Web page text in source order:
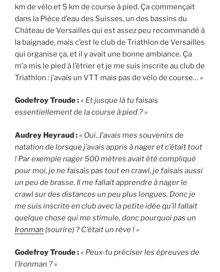
km de vélo et 5 km de course à pied. Ça commençait
dans la Pièce d’eau des Suisses, un des bassins du
Château de Versailles qui est assez peu recommandé à
la baignade, mais c’est le club de Triathlon de Versailles
qui organise ça, et il y avait une bonne ambiance. Ça
m’a mis le pied à l’étrier et je me suis inscrite au club de
Triathlon : j’avais un VTT mais pas de vélo de course… »
Godefroy Troude :« Et jusque là tu faisais
essentiellement de la course à pied ? »
Audrey Heyraud :« Oui. J’avais mes souvenirs de
natation de lorsque j’avais appris à nager et c’était tout
! Par exemple nager 500 mètres avait été compliqué
pour moi, je ne faisais pas tout en crawl, je faisais aussi
un peu de brasse. Il me fallait apprendre à nager le
crawl sur des distances un peu plus longues. Donc je
me suis inscrite en club avec la petite idée qu’il fallait
quelque chose qui me stimule, donc pourquoi pas un
Ironman (sourire) ? C’était un rêve ! »
Godefroy Troude :« Peux-tu préciser les épreuves de
l’Ironman ? »